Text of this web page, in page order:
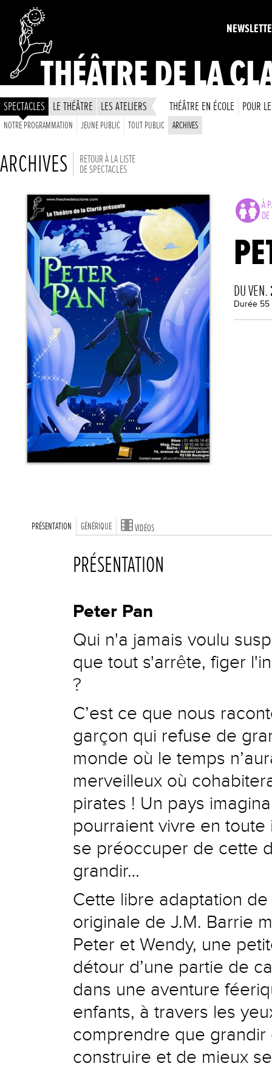
THÉÂTRE DE LA
SPECTACLES
NOTRE PROGRAMMATION JEUNE PUBLIC TOUT PUBLIC ARCHIVES
LE THÉÂTRE LES ATELIERS THÉÂTRE EN ÉCOLE POUR
ARCHIVES RETOUR À LA LISTE
DE SPECTACLES
À
DU VEN.
Durée 55
PRÉSENTATION GÉNÉRIQUE VIDÉOS
PRÉSENTATION
Peter Pan
Qui n'a jamais voulu
que tout s'arrête, figer
?
C’est ce que nous
garçon qui refuse de
monde où le temps
merveilleux où
pirates ! Un pays
pourraient vivre en
se préoccuper de cette
grandir…
Cette libre adaptation
originale de J.M. Barrie
Peter et Wendy, une
détour d’une partie de
dans une aventure
enfants, à travers les
comprendre que grandir
construire et de mieux